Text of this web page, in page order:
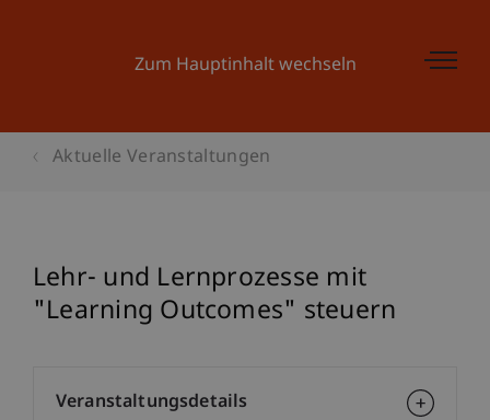
Zum Hauptinhalt wechseln
Aktuelle Veranstaltungen
Lehr- und Lernprozesse mit
"Learning Outcomes" steuern
Veranstaltungsdetails